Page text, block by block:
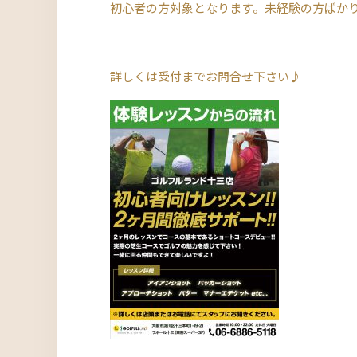
初心者の方対象となります。未経験の方ばか
詳しくは受付までお問合せ下さい♪